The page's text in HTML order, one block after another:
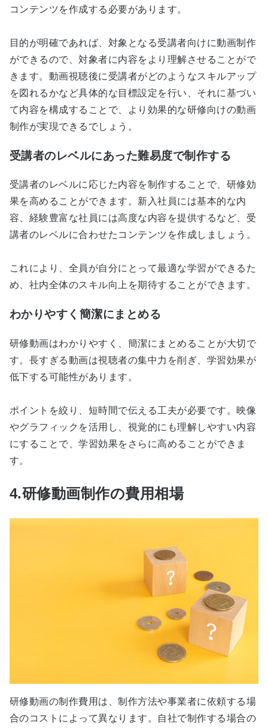
コンテンツを作成する必要があります。
目的が明確であれば、対象となる受講者向けに動画制作
ができるので、対象者に内容をより理解させることがで
きます。動画視聴後に受講者がどのようなスキルアップ
を図れるかなど具体的な目標設定を行い、それに基づい
て内容を構成することで、より効果的な研修向けの動画
制作が実現できるでしょう。
受講者のレベルにあった難易度で制作する
受講者のレベルに応じた内容を制作することで、研修効
果を高めることができます。新入社員には基本的な内
容、経験豊富な社員には高度な内容を提供するなど、受
講者のレベルに合わせたコンテンツを作成しましょう。
これにより、全員が自分にとって最適な学習ができるた
め、社内全体のスキル向上を期待することができます。
わかりやすく簡潔にまとめる
研修動画はわかりやすく、簡潔にまとめることが大切で
す。長すぎる動画は視聴者の集中力を削ぎ、学習効果が
低下する可能性があります。
ポイントを絞り、短時間で伝える工夫が必要です。映像
やグラフィックを活用し、視覚的にも理解しやすい内容
にすることで、学習効果をさらに高めることができま
す。
4.研修動画制作の費用相場
研修動画の制作費用は、制作方法や事業者に依頼する場
合のコストによって異なります。自社で制作する場合の